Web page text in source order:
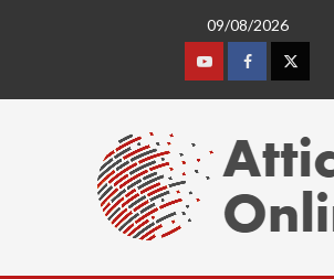
09/08/2026
YoutubeFacebookTwitter